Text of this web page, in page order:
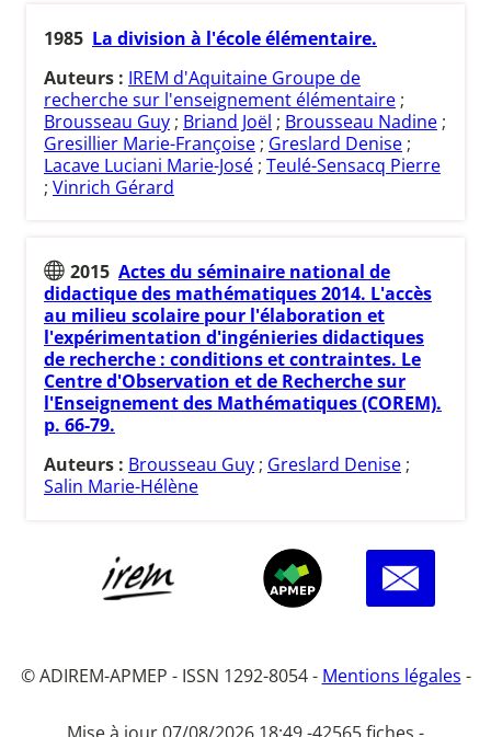
1985 La division à l'école élémentaire.
Auteurs : IREM d'Aquitaine Groupe de
recherche sur l'enseignement élémentaire ;
Brousseau Guy ; Briand Joël ; Brousseau Nadine ;
Gresillier Marie-Françoise ; Greslard Denise ;
Lacave Luciani Marie-José ; Teulé-Sensacq Pierre
; Vinrich Gérard
2015 Actes du séminaire national de
didactique des mathématiques 2014. L'accès
au milieu scolaire pour l'élaboration et
l'expérimentation d'ingénieries didactiques
de recherche : conditions et contraintes. Le
Centre d'Observation et de Recherche sur
l'Enseignement des Mathématiques (COREM).
p. 66-79.
Auteurs : Brousseau Guy ; Greslard Denise ;
Salin Marie-Hélène
© ADIREM-APMEP - ISSN 1292-8054 - Mentions légales -